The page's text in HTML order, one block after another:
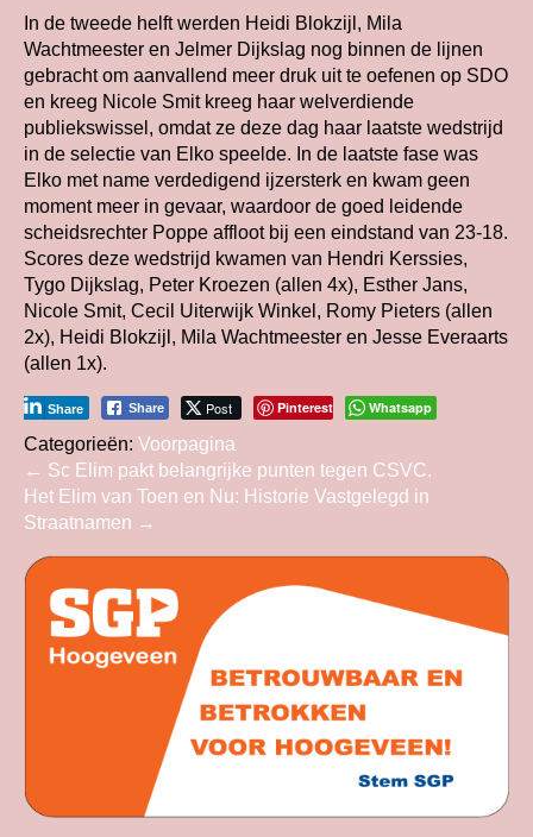
In de tweede helft werden Heidi Blokzijl, Mila
Wachtmeester en Jelmer Dijkslag nog binnen de lijnen
gebracht om aanvallend meer druk uit te oefenen op SDO
en kreeg Nicole Smit kreeg haar welverdiende
publiekswissel, omdat ze deze dag haar laatste wedstrijd
in de selectie van Elko speelde. In de laatste fase was
Elko met name verdedigend ijzersterk en kwam geen
moment meer in gevaar, waardoor de goed leidende
scheidsrechter Poppe affloot bij een eindstand van 23-18.
Scores deze wedstrijd kwamen van Hendri Kerssies,
Tygo Dijkslag, Peter Kroezen (allen 4x), Esther Jans,
Nicole Smit, Cecil Uiterwijk Winkel, Romy Pieters (allen
2x), Heidi Blokzijl, Mila Wachtmeester en Jesse Everaarts
(allen 1x).
Share Post
Share Pinterest Whatsapp
Categorieën: Voorpagina
Bericht
navigatie
← Sc Elim pakt belangrijke punten tegen CSVC.
Het Elim van Toen en Nu: Historie Vastgelegd in
Straatnamen →